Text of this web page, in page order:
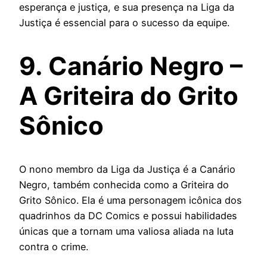
esperança e justiça, e sua presença na Liga da
Justiça é essencial para o sucesso da equipe.
9. Canário Negro –
A Griteira do Grito
Sônico
O nono membro da Liga da Justiça é a Canário
Negro, também conhecida como a Griteira do
Grito Sônico. Ela é uma personagem icônica dos
quadrinhos da DC Comics e possui habilidades
únicas que a tornam uma valiosa aliada na luta
contra o crime.